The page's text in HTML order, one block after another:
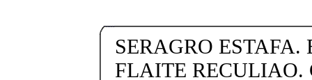
SERAGRO ESTAFA.
FLAITE RECULIAO.